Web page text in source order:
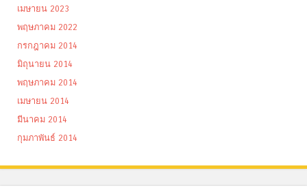
เมษายน 2023
พฤษภาคม 2022
กรกฎาคม 2014
มิถุนายน 2014
พฤษภาคม 2014
เมษายน 2014
มีนาคม 2014
กุมภาพันธ์ 2014